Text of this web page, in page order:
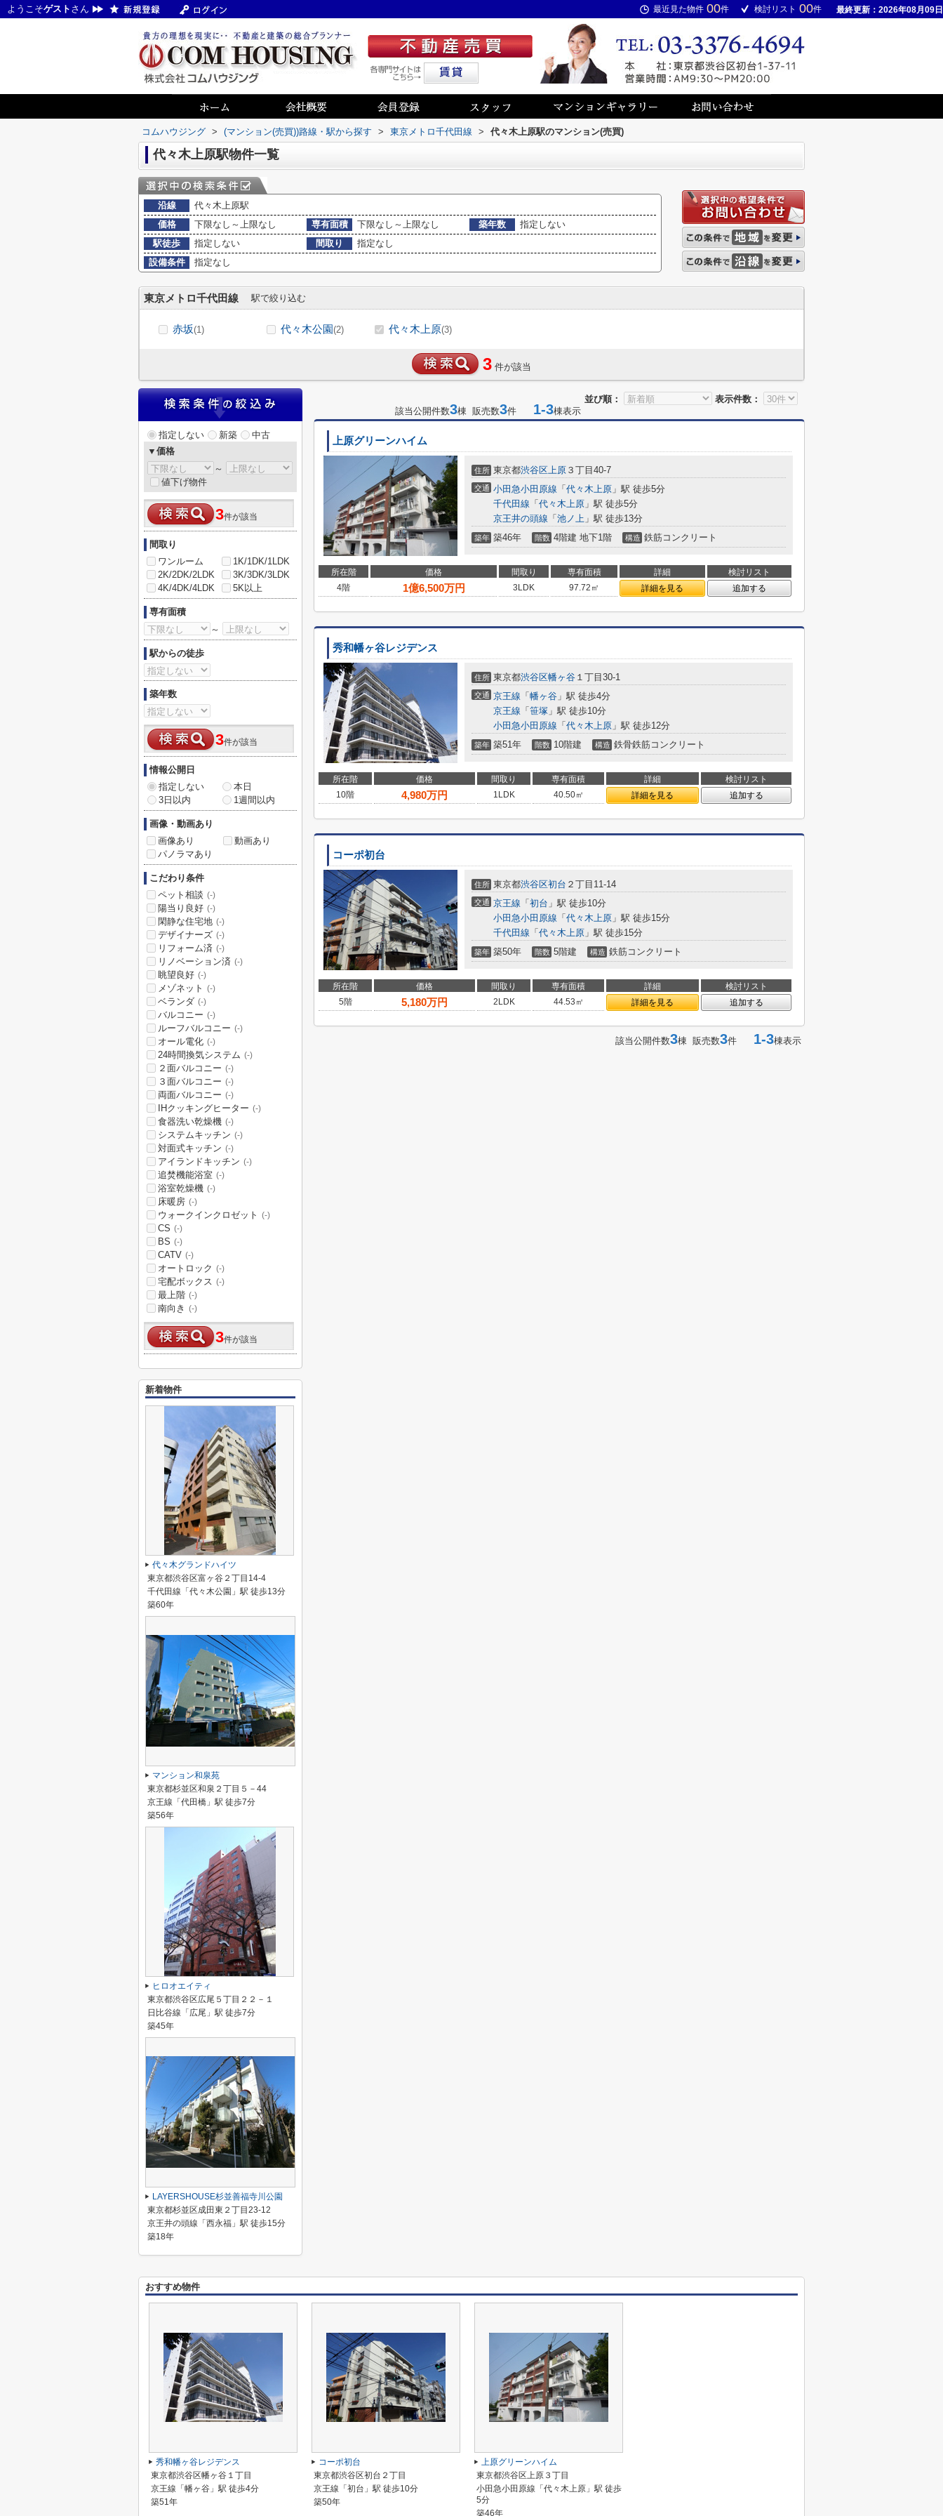
ようこそゲスト さん 最近見た物件 00件 検討リスト 00件 最終更新：2026年08月09日
コムハウジング > (マンション(売買))路線・駅から探す > 東京メトロ千代田線 > 代々木上原駅のマンション(売買)
代々木上原駅物件一覧
沿線
代々木上原駅
価格
下限なし～上限なし 専有面積 下限なし～上限なし 築年数
指定しない
駅徒歩
指定しない 間取り
指定なし
設備条件
指定なし
東京メトロ千代田線 駅で絞り込む
赤坂(1) 代々木公園(2) 代々木上原(3)
3 件が該当
並び順：
表示件数：
該当公開件数3棟 販売数3件 1-3棟表示
上原グリーンハイム
住所 東京都渋谷区上原 ３丁目40-7
交通 小田急小田原線 「 代々木上原 」駅 徒歩5分
千代田線 「 代々木上原 」駅 徒歩5分
京王井の頭線 「 池ノ上 」駅 徒歩13分
築年 築46年 階数 4階建 地下1階 構造 鉄筋コンクリート
所在階 価格 間取り 専有面積 詳細
検討リスト
4階
1億6,500万円 3LDK 97.72㎡ 詳細を見る 追加する
秀和幡ヶ谷レジデンス
住所 東京都渋谷区幡ヶ谷 １丁目30-1
交通 京王線 「 幡ヶ谷 」駅 徒歩4分
京王線 「 笹塚 」駅 徒歩10分
小田急小田原線 「 代々木上原 」駅 徒歩12分
築年 築51年 階数 10階建 構造 鉄骨鉄筋コンクリート
所在階 価格 間取り 専有面積 詳細
検討リスト
10階
4,980万円 1LDK 40.50㎡ 詳細を見る 追加する
コーポ初台
住所 東京都渋谷区初台 ２丁目11-14
交通 京王線 「 初台 」駅 徒歩10分
小田急小田原線 「 代々木上原 」駅 徒歩15分
千代田線 「 代々木上原 」駅 徒歩15分
築年 築50年 階数 5階建 構造 鉄筋コンクリート
所在階 価格 間取り 専有面積 詳細
検討リスト
5階
5,180万円 2LDK 44.53㎡ 詳細を見る 追加する
該当公開件数3棟 販売数3件 1-3棟表示
指定しない 新築
中古
▼価格
～
値下げ物件
3件が該当
間取り
ワンルーム
1K/1DK/1LDK
2K/2DK/2LDK
3K/3DK/3LDK
4K/4DK/4LDK
5K以上
専有面積
～
駅からの徒歩
築年数
3件が該当
情報公開日
指定しない
本日
3日以内
1週間以内
画像・動画あり
画像あり
動画あり
パノラマあり
こだわり条件
ペット相談 (-)
陽当り良好 (-)
閑静な住宅地 (-)
デザイナーズ (-)
リフォーム済 (-)
リノベーション済 (-)
眺望良好 (-)
メゾネット (-)
ベランダ (-)
バルコニー (-)
ルーフバルコニー (-)
オール電化 (-)
24時間換気システム (-)
２面バルコニー (-)
３面バルコニー (-)
両面バルコニー (-)
IHクッキングヒーター (-)
食器洗い乾燥機 (-)
システムキッチン (-)
対面式キッチン (-)
アイランドキッチン (-)
追焚機能浴室 (-)
浴室乾燥機 (-)
床暖房 (-)
ウォークインクロゼット (-)
CS (-)
BS (-)
CATV (-)
オートロック (-)
宅配ボックス (-)
最上階 (-)
南向き (-)
3件が該当
新着物件
代々木グランドハイツ
東京都渋谷区富ヶ谷２丁目14-4
千代田線「代々木公園」駅 徒歩13分
築60年
マンション和泉苑
東京都杉並区和泉２丁目５－44
京王線「代田橋」駅 徒歩7分
築56年
ヒロオエイティ
東京都渋谷区広尾５丁目２２－１
日比谷線「広尾」駅 徒歩7分
築45年
LAYERSHOUSE杉並善福寺川公園
東京都杉並区成田東２丁目23-12
京王井の頭線「西永福」駅 徒歩15分
築18年
おすすめ物件
秀和幡ヶ谷レジデンス
東京都渋谷区幡ヶ谷１丁目
京王線「幡ヶ谷」駅 徒歩4分
築51年
コーポ初台
東京都渋谷区初台２丁目
京王線「初台」駅 徒歩10分
築50年
上原グリーンハイム
東京都渋谷区上原３丁目
小田急小田原線「代々木上原」駅 徒歩
5分
築46年